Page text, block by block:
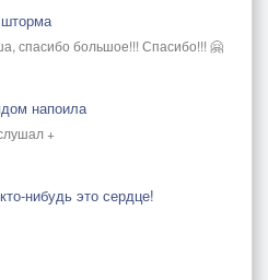
спасибо большое!!! Спасибо!!! 🤗
напоила
+
нибудь это сердце!